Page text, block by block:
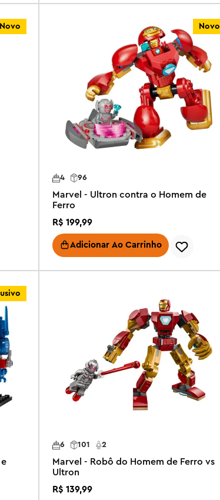
Novo Novo
4 96
Marvel - Ultron contra o Homem de
Ferro
R$ 199,99
Adicionar Ao Carrinho
101 2
6
Marvel - Robô do Homem de Ferro vs
Ultron
R$ 139,99